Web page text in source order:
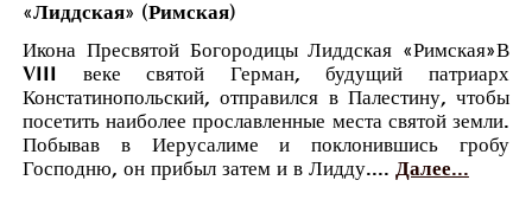
«Лиддская» (Римская)
Икона Пресвятой Богородицы Лиддская «Римская»В
VIII веке святой Герман, будущий патриарх
Констатинопольский, отправился в Палестину, чтобы
посетить наиболее прославленные места святой земли.
Побывав в Иерусалиме и поклонившись гробу
Господню, он прибыл затем и в Лидду.... Далее...